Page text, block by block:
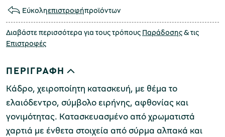
Εύκοληεπιστροφήπροϊόντων
Διαβάστε περισσότερα για τους τρόπους Παράδοσης& τις
Επιστροφές
ΠΕΡΙΓΡΑΦΗ
Κάδρο, χειροποίητη κατασκευή, με θέμα το
ελαιόδεντρο, σύμβολο ειρήνης, αφθονίας και
γονιμότητας. Κατασκευασμένο από χρωματιστά
χαρτιά με ένθετα στοιχεία από σύρμα αλπακά και